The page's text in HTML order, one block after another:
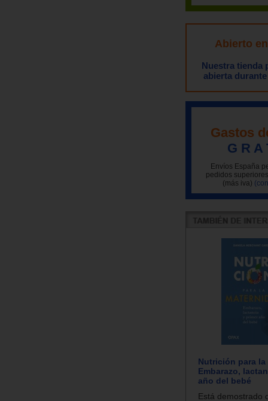
Abierto
Nuestra tienda
abierta
Gastos
G R A
Envíos España
pedidos
(más iva)
Nutrición para
Embarazo,
año del bebé
Está demostrado